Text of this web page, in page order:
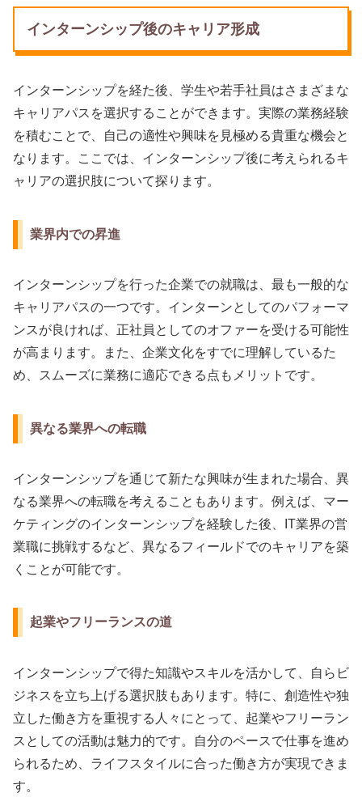
インターンシップ後のキャリア形成
インターンシップを経た後、学生や若手社員はさまざまな
キャリアパスを選択することができます。実際の業務経験
を積むことで、自己の適性や興味を見極める貴重な機会と
なります。ここでは、インターンシップ後に考えられるキ
ャリアの選択肢について探ります。
業界内での昇進
インターンシップを行った企業での就職は、最も一般的な
キャリアパスの一つです。インターンとしてのパフォーマ
ンスが良ければ、正社員としてのオファーを受ける可能性
が高まります。また、企業文化をすでに理解しているた
め、スムーズに業務に適応できる点もメリットです。
異なる業界への転職
インターンシップを通じて新たな興味が生まれた場合、異
なる業界への転職を考えることもあります。例えば、マー
ケティングのインターンシップを経験した後、IT業界の営
業職に挑戦するなど、異なるフィールドでのキャリアを築
くことが可能です。
起業やフリーランスの道
インターンシップで得た知識やスキルを活かして、自らビ
ジネスを立ち上げる選択肢もあります。特に、創造性や独
立した働き方を重視する人々にとって、起業やフリーラン
スとしての活動は魅力的です。自分のペースで仕事を進め
られるため、ライフスタイルに合った働き方が実現できま
す。